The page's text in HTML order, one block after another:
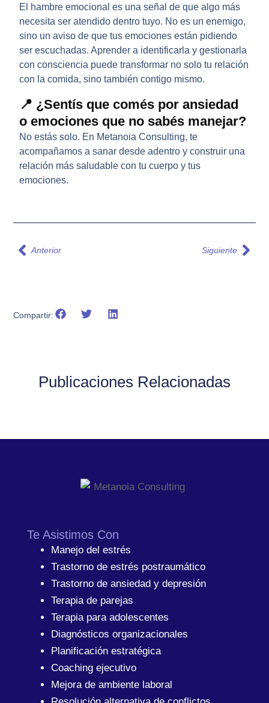
El hambre emocional es una señal de que algo más
necesita ser atendido dentro tuyo. No es un enemigo,
sino un aviso de que tus emociones están pidiendo
ser escuchadas. Aprender a identificarla y gestionarla
con consciencia puede transformar no solo tu relación
con la comida, sino también contigo mismo.
📍 ¿Sentís que comés por ansiedad
o emociones que no sabés manejar?
No estás solo. En Metanoia Consulting, te
acompañamos a sanar desde adentro y construir una
relación más saludable con tu cuerpo y tus
emociones.
Anterior Siguiente
Compartir:
Publicaciones Relacionadas
Te Asistimos Con
Manejo del estrés
Trastorno de estrés postraumático
Trastorno de ansiedad y depresión
Terapia de parejas
Terapia para adolescentes
Diagnósticos organizacionales
Planificación estratégica
Coaching ejecutivo
Mejora de ambiente laboral